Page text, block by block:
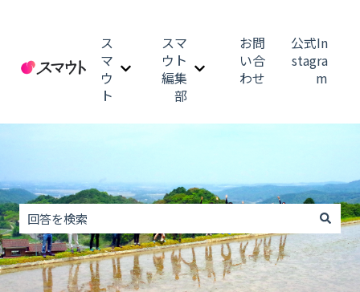
ス
マ
ウ
ト
スマウトのサブメニューを表示
スマ
ウト
編集
部
スマウト編集部のサブメニュ
お問
い合
わせ
公式In
stagra
m
これは、自動候補機能付き
検索フィールドが空なので、候補はありません。